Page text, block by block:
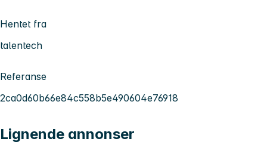
Hentet fra
talentech
Referanse
2ca0d60b66e84c558b5e490604e76918
Lignende annonser